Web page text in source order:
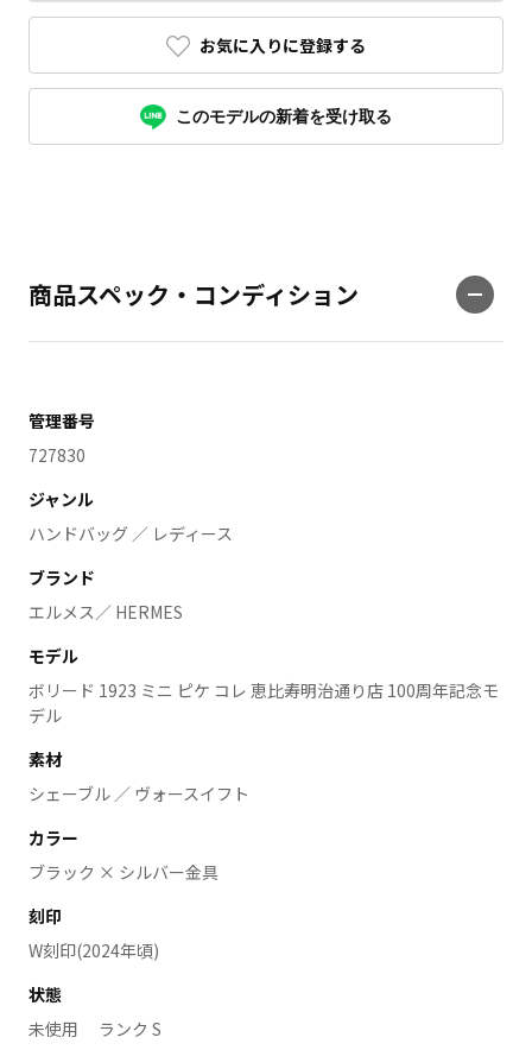
お気に入りに登録する
このモデルの新着を受け取る
商品スペック・コンディション
管理番号
727830
ジャンル
ハンドバッグ ／ レディース
ブランド
エルメス／ HERMES
モデル
ボリード 1923 ミニ ピケ コレ 恵比寿明治通り店 100周年記念モ
デル
素材
シェーブル ／ ヴォースイフト
カラー
ブラック × シルバー金具
刻印
W刻印(2024年頃)
状態
未使用 ランク S